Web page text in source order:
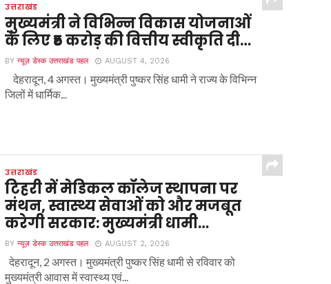
उत्तराखंड
मुख्यमंत्री ने विभिन्न विकास योजनाओं
के लिए ₹5 करोड़ की वित्तीय स्वीकृति दी…
BYन्यूज़ डेस्क उत्तराखंड पहल AUGUST 4, 2026
देहरादून, 4 अगस्त। मुख्यमंत्री पुष्कर सिंह धामी ने राज्य के विभिन्न
जिलों में धार्मिक...
उत्तराखंड
टिहरी में मेडिकल कॉलेज स्थापना पर
मंथन, स्वास्थ्य सेवाओं को और मजबूत
करेगी सरकार: मुख्यमंत्री धामी…
BYन्यूज़ डेस्क उत्तराखंड पहल AUGUST 2, 2026
देहरादून, 2 अगस्त। मुख्यमंत्री पुष्कर सिंह धामी से रविवार को
मुख्यमंत्री आवास में स्वास्थ्य एवं...